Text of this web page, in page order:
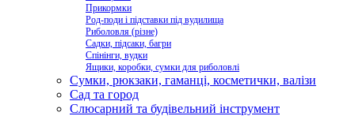
Прикормки
Род-поди і підставки під вудилища
Риболовля (різне)
Садки, підсаки, багри
Спінінги, вудки
Ящики, коробки, сумки для риболовлі
Сумки, рюкзаки, гаманці, косметички, валізи
Сад та город
Слюсарний та будівельний інструмент